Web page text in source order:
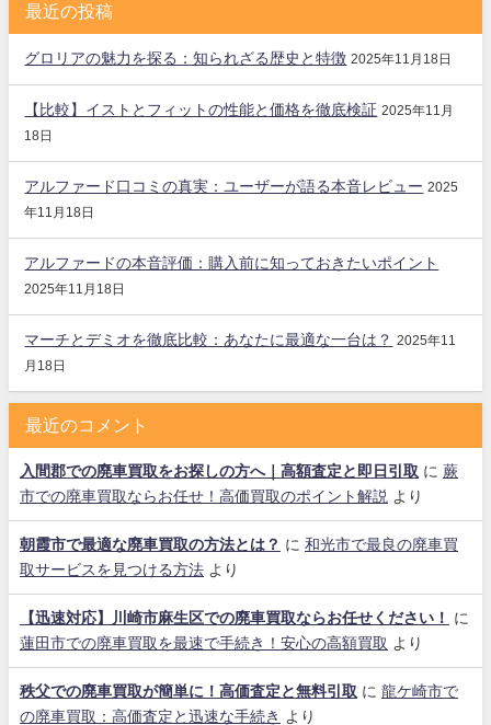
最近の投稿
グロリアの魅力を探る：知られざる歴史と特徴 2025年11月18日
【比較】イストとフィットの性能と価格を徹底検証 2025年11月
18日
アルファード口コミの真実：ユーザーが語る本音レビュー 2025
年11月18日
アルファードの本音評価：購入前に知っておきたいポイント
2025年11月18日
マーチとデミオを徹底比較：あなたに最適な一台は？
2025年11
月18日
最近のコメント
入間郡での廃車買取をお探しの方へ｜高額査定と即日引取 に 蕨
市での廃車買取ならお任せ！高価買取のポイント解説 より
朝霞市で最適な廃車買取の方法とは？ に 和光市で最良の廃車買
取サービスを見つける方法 より
【迅速対応】川崎市麻生区での廃車買取ならお任せください！
に
蓮田市での廃車買取を最速で手続き！安心の高額買取 より
秩父での廃車買取が簡単に！高価査定と無料引取 に 龍ケ崎市で
の廃車買取：高価査定と迅速な手続き
より